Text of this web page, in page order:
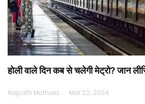
होली वाले दिन कब से चलेगी मेट्रो? जान
Rajpath Mathura Mar 22, 2024